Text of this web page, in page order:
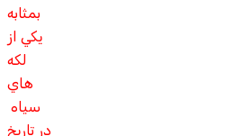
بمثابه
يکي از
لکه
هاي
سياه
در تاريخ